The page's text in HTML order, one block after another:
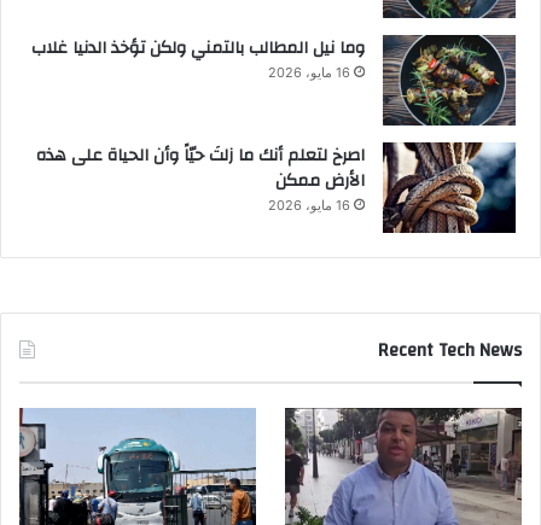
وما نيل المطالب بالتمني ولكن تؤخذ الدنيا غلاب
16 مايو، 2026
‫اصرخ لتعلم أنك ما زلتَ حيّاً وأن الحياة على هذه
الأرض ممكن
16 مايو، 2026
Recent Tech News